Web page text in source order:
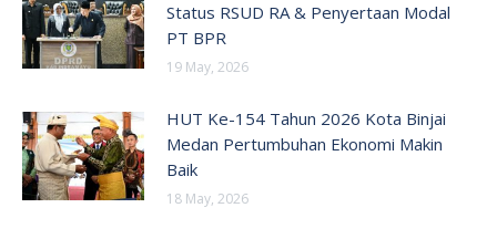
Status RSUD RA & Penyertaan Modal
PT BPR
19 May, 2026
HUT Ke-154 Tahun 2026 Kota Binjai
Medan Pertumbuhan Ekonomi Makin
Baik
18 May, 2026